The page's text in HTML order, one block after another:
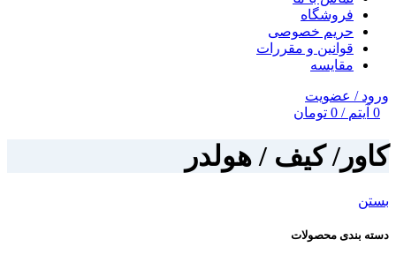
فروشگاه
حریم خصوصی
قوانین و مقررات
مقایسه
ورود / عضویت
0 آیتم /
0 تومان
کاور/ کیف / هولدر
بستن
دسته بندی محصولات